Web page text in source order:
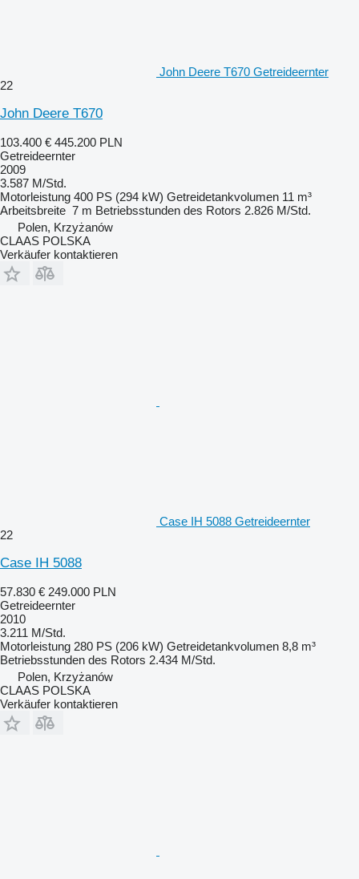
John Deere T670 Getreideernter
22
John Deere T670
103.400 € 445.200 PLN
Getreideernter
2009
3.587 M/Std.
Motorleistung 400 PS (294 kW) Getreidetankvolumen 11 m³
Arbeitsbreite 7 m Betriebsstunden des Rotors 2.826 M/Std.
Polen, Krzyżanów
CLAAS POLSKA
Verkäufer kontaktieren
Case IH 5088 Getreideernter
22
Case IH 5088
57.830 € 249.000 PLN
Getreideernter
2010
3.211 M/Std.
Motorleistung 280 PS (206 kW) Getreidetankvolumen 8,8 m³
Betriebsstunden des Rotors 2.434 M/Std.
Polen, Krzyżanów
CLAAS POLSKA
Verkäufer kontaktieren